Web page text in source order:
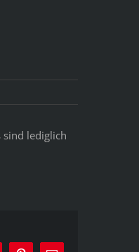
lediglich